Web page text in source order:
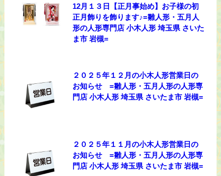
12月１３日【正月事始め】お子様の初
正月飾りを飾ります♪=雛人形・五月人
形の人形専門店 小木人形 埼玉県 さいた
ま市 岩槻=
２０２５年１２月の小木人形営業日の
お知らせ =雛人形・五月人形の人形専
門店 小木人形 埼玉県 さいたま市 岩槻=
２０２５年１１月の小木人形営業日の
お知らせ =雛人形・五月人形の人形専
門店 小木人形 埼玉県 さいたま市 岩槻=